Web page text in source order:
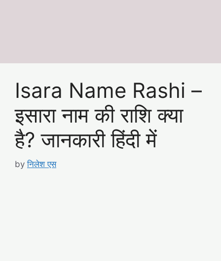
Isara Name Rashi –
इसारा नाम की राशि क्या
है? जानकारी हिंदी में
byनिलेश एस